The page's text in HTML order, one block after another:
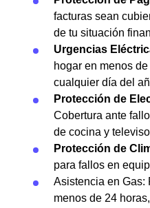
facturas sean
de tu situación
Urgencias
hogar en menos
cualquier día del
Protección de
Cobertura ante
de cocina y
Protección de
para fallos en
Asistencia en Gas:
menos de 24